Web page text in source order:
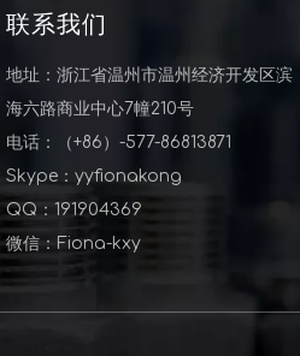
联系我们
地址：浙江省温州市温州经济开发区滨
海六路商业中心7幢210号
电话：（+86）-577-86813871
Skype：yyfionakong
QQ：191904369
微信：Fiona-kxy